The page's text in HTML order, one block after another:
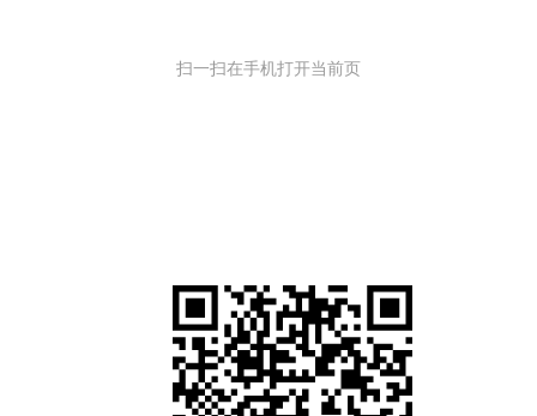
扫一扫在手机打开当前页